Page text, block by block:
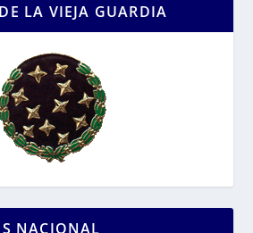
LA VIEJA GUARDIA
NACIONAL